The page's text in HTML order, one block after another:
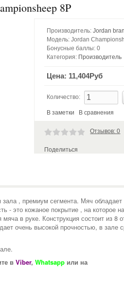
8P
Производитель: Jordan
Модель: Jordan
Бонусные баллы: 0
Категория: Производитель
Цена: 11,404Руб
Количество:
В заметки В сравнения
Отзывов: 0
Поделиться
, премиум сегмента. Мяч обладает
это кожаное покрытие , на которое
в руке. Конструкция состоит из 8
очень высокой прочностью, в зале
в Viber, Whatsapp или на